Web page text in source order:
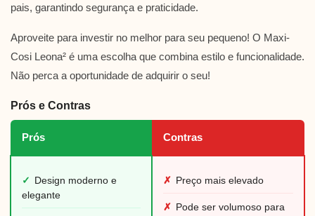
pais, garantindo segurança e praticidade.
Aproveite para investir no melhor para seu pequeno! O Maxi-
Cosi Leona² é uma escolha que combina estilo e funcionalidade.
Não perca a oportunidade de adquirir o seu!
Prós e Contras
Prós Contras
✓
Design moderno e
elegante
✗ Preço mais elevado
✗ Pode ser volumoso para